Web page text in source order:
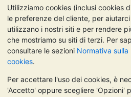
Utilizziamo cookies (inclusi cookies
le preferenze del cliente, per
utilizzano i nostri siti e per rendere
che mostriamo su siti di terzi. Per
consultare le sezioni Normativa
cookies.
Per accettare l'uso dei cookies, è
'Accetto' oppure scegliere 'Opzioni'
Londra
W6 8DA
Regno Unito
TrustScore 4.7 | 488 recensioni
NOTA BENE: Il valore dei metalli